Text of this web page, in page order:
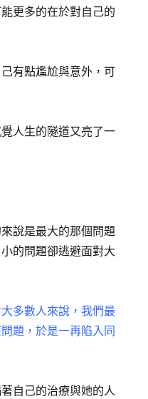
更多的在於對自己的
有點尷尬與意外，可
人生的隧道又亮了一
說是最大的那個問題
的問題卻逃避面對大
多數人來說，我們最
題，於是一再陷入同
自己的治療與她的人